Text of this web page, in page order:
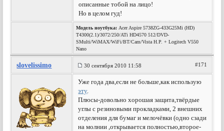
описанные тобой на лицо!
Но в целом гуд!
Модель ноутбука: Acer Aspire 5738ZG-433G25Mi (HD)
T4300(2.1)/3072/250/ATi HD4570 512/DVD-
SMulti/WiMAX/WiFi/BT/Cam/Vista H.P. + Logitech V550
Nano
slovelissimo 30 сентября 2010 11:58 #171
Уже года два,если не больше,как использую
эту.
Плюсы-довольно хорошая защита,твёрдые
углы с резиновыми прокладками, 2 внешних
отделения для бумаг и мелочёвки (одно сзади
на молнии ,открывается полностью,второе-